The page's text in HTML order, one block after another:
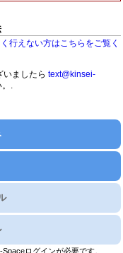
行えない方はこちらをご覧く
いましたら text@kinsei-
.
ログインが必要です。